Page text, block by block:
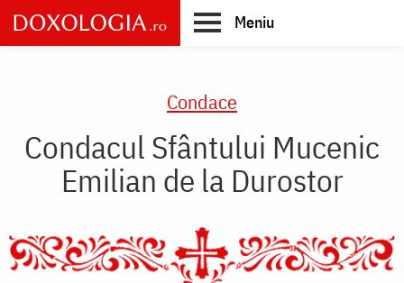
Skip
to
main
Meniu
Condace
Condacul Sfântului Mucenic
Emilian de la Durostor